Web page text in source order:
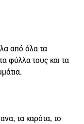
από όλα τα
φύλλα τους και τα
τα καρότα, το